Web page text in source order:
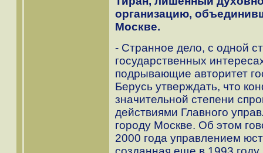
организацию,
Москве.
- Странное дело, с одной
государственных
подрывающие авторитет
Берусь утверждать, что
значительной степени
действиями Главного
городу Москве. Об этом
2000 года управлением